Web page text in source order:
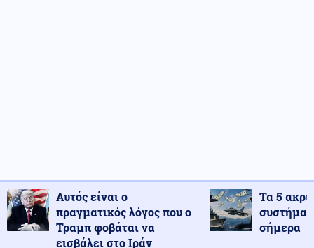
Αυτός είναι ο
πραγματικός λόγος που ο
Τραμπ φοβάται να
εισβάλει στο Ιράν
Τα 5
σήμερα